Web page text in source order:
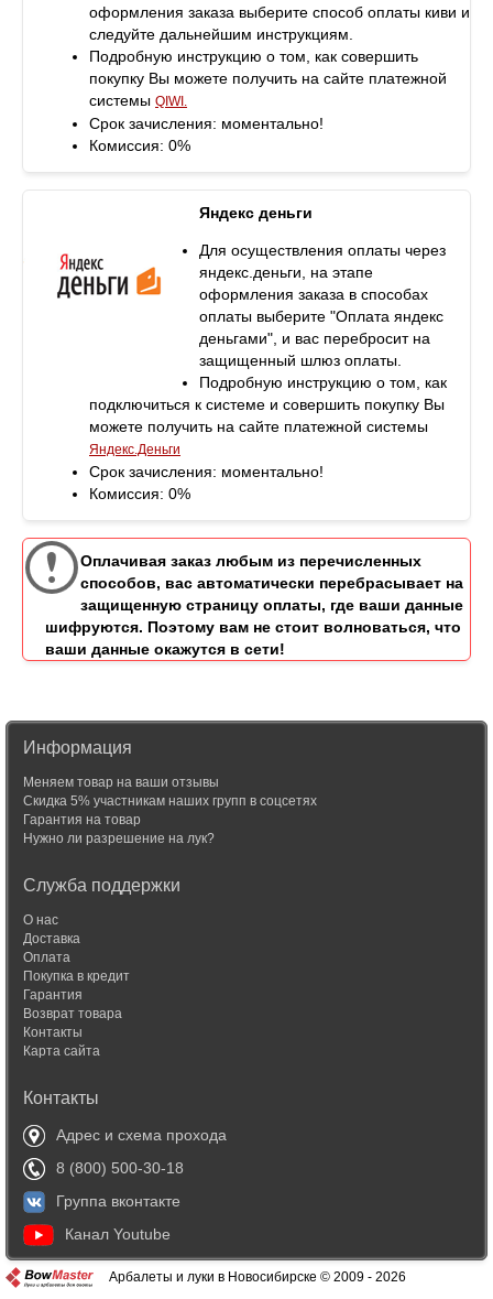
оформления заказа выберите способ оплаты киви и
следуйте дальнейшим инструкциям.
Подробную инструкцию о том, как совершить
покупку Вы можете получить на сайте платежной
системы QIWI.
Срок зачисления: моментально!
Комиссия: 0%
Яндекс деньги
Для осуществления оплаты через
яндекс.деньги, на этапе
оформления заказа в способах
оплаты выберите "Оплата яндекс
деньгами", и вас перебросит на
защищенный шлюз оплаты.
Подробную инструкцию о том, как
подключиться к системе и совершить покупку Вы
можете получить на сайте платежной системы
Яндекс.Деньги
Срок зачисления: моментально!
Комиссия: 0%
Оплачивая заказ любым из перечисленных
способов, вас автоматически перебрасывает на
защищенную страницу оплаты, где ваши данные
шифруются. Поэтому вам не стоит волноваться, что
ваши данные окажутся в сети!
Информация
Меняем товар на ваши отзывы
Скидка 5% участникам наших групп в соцсетях
Гарантия на товар
Нужно ли разрешение на лук?
Служба поддержки
О нас
Доставка
Оплата
Покупка в кредит
Гарантия
Возврат товара
Контакты
Карта сайта
Контакты
Адрес и схема прохода
8 (800) 500-30-18
Группа вконтакте
Канал Youtube
Арбалеты и луки в Новосибирске © 2009 - 2026